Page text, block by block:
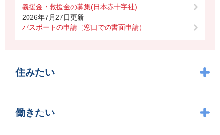
義援金・救援金の募集(日本赤十字社)
2026年7月27日更新
パスポートの申請（窓口での書面申請）
住みたい
働きたい